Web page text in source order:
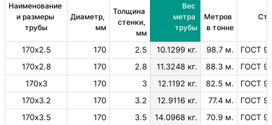
Наименование
и размеры
трубы
Диаметр,
мм
Толщина
стенки,
мм
Вес
метра
трубы
Метров
в тонне
170х2.5 170 2.5 10.1299 кг. 98.7 м.
ГОСТ
170х2.8
170 2.8 11.3248 кг. 88.3 м.
ГОСТ
170х3
170 3 12.1192 кг. 82.5 м.
ГОСТ
170х3.2
170 3.2 12.9116 кг. 77.4 м.
ГОСТ
170х3.5
170 3.5 14.0968 кг. 70.9 м.
ГОСТ